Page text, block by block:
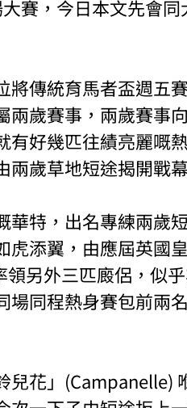
賽，今日本文先會
將傳統育馬者盃週五
兩歲賽事，兩歲賽事
有好幾匹往績亮麗嘅
兩歲草地短途揭開戰幕
華特，出名專練兩歲
虎添翼，由應屆英國
領另外三匹廄侶，似
場同程熱身賽包前兩
兒花」(Campanelle)